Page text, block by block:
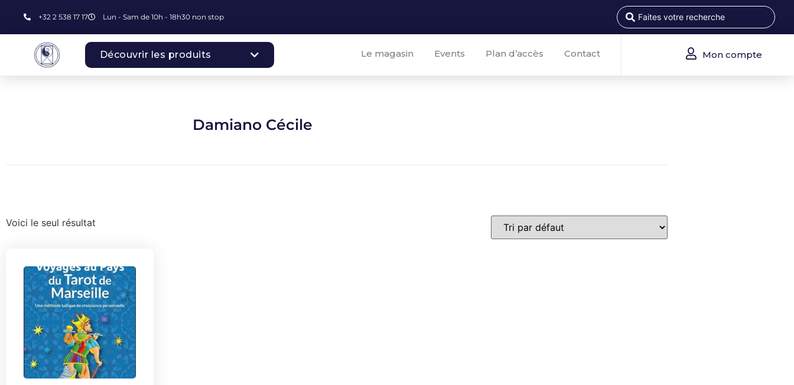
+32 2 538 17 17 Lun - Sam de 10h - 18h30 non stop
Découvrir les produits Le magasin Events Plan d’accès Contact Mon compte
Damiano Cécile
Voici le seul résultat